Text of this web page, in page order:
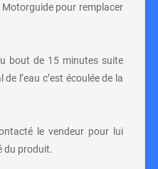
pour remplacer
bout de 15 minutes suite
l’eau c’est écoulée de la
le vendeur pour lui
du produit.